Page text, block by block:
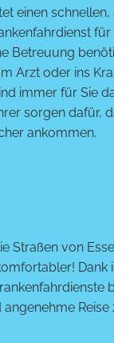
einen schnellen,
für
Betreuung
Arzt oder ins
immer für Sie
sorgen dafür,
ankommen.
Straßen von
Dank
Reise